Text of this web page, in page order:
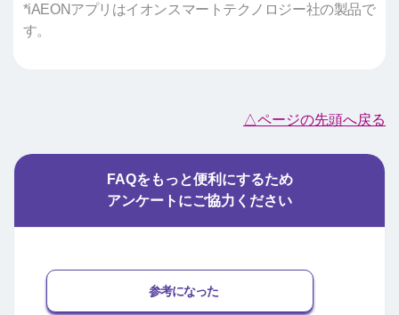
*iAEONアプリはイオンスマートテクノロジー社の製品で
す。
△ページの先頭へ戻る
FAQをもっと便利にするため
アンケートにご協力ください
参考になった